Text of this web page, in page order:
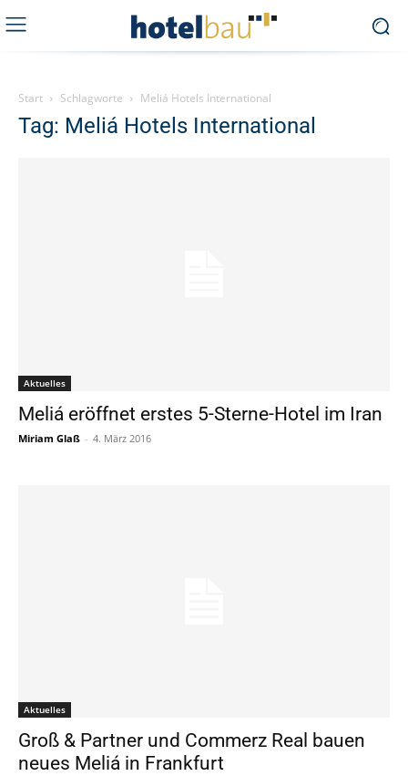
Start Schlagworte Meliá Hotels International
Tag: Meliá Hotels International
Aktuelles
Meliá eröffnet erstes 5-Sterne-Hotel im Iran
Miriam Glaß - 4. März 2016
Aktuelles
Groß & Partner und Commerz Real bauen
neues Meliá in Frankfurt